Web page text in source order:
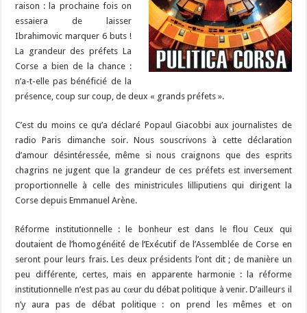
raison : la prochaine fois on
essaiera de laisser
Ibrahimovic marquer 6 buts !
La grandeur des préfets La
Corse a bien de la chance :
n’a-t-elle pas bénéficié de la
présence, coup sur coup, de deux « grands préfets ».
C’est du moins ce qu’a déclaré Popaul Giacobbi aux journalistes de
radio Paris dimanche soir. Nous souscrivons à cette déclaration
d’amour désintéressée, même si nous craignons que des esprits
chagrins ne jugent que la grandeur de ces préfets est inversement
proportionnelle à celle des ministricules lilliputiens qui dirigent la
Corse depuis Emmanuel Arène.
Réforme institutionnelle : le bonheur est dans le flou Ceux qui
doutaient de l’homogénéité de l’Exécutif de l’Assemblée de Corse en
seront pour leurs frais. Les deux présidents l’ont dit ; de manière un
peu différente, certes, mais en apparente harmonie : la réforme
institutionnelle n’est pas au cœur du débat politique à venir. D’ailleurs il
n’y aura pas de débat politique : on prend les mêmes et on